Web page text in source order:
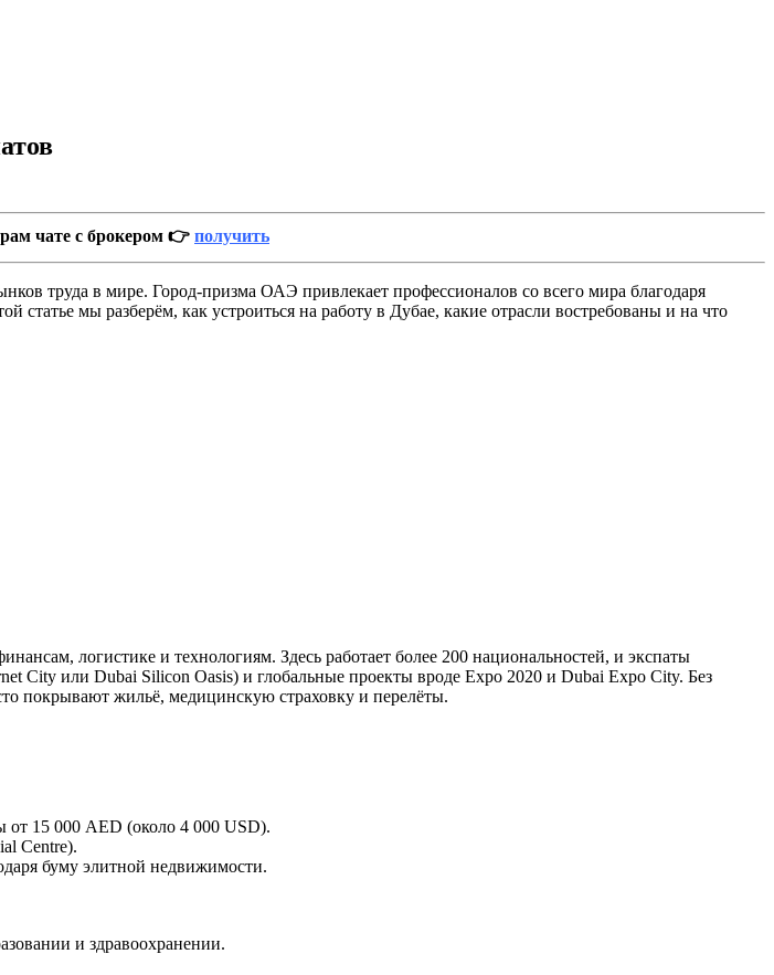
чате с брокером 👉 получить
труда в мире. Город-призма ОАЭ привлекает профессионалов со всего мира благодаря
мы разберём, как устроиться на работу в Дубае, какие отрасли востребованы и на что
логистике и технологиям. Здесь работает более 200 национальностей, и экспаты
City или Dubai Silicon Oasis) и глобальные проекты вроде Expo 2020 и Dubai Expo City. Без
покрывают жильё, медицинскую страховку и перелёты.
от 15 000 AED (около 4 000 USD).
Centre).
буму элитной недвижимости.
и здравоохранении.